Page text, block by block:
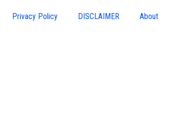
Privacy Policy DISCLAIMER About